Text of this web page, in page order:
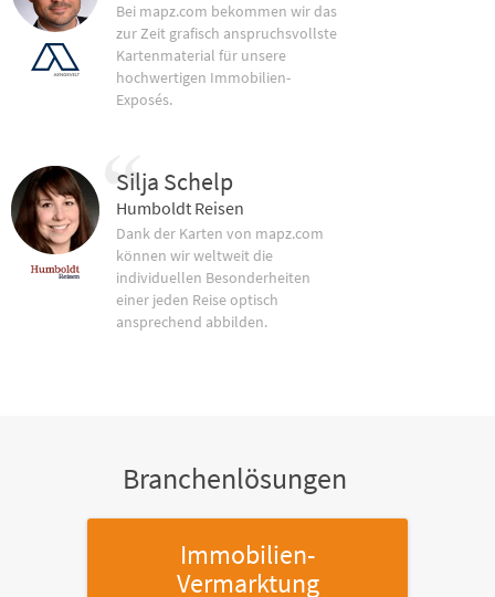
Bei mapz.com bekommen wir das
zur Zeit grafisch anspruchsvollste
Kartenmaterial für unsere
hochwertigen Immobilien-
Exposés.
Silja Schelp
Humboldt Reisen
Dank der Karten von mapz.com
können wir weltweit die
individuellen Besonderheiten
einer jeden Reise optisch
ansprechend abbilden.
Branchenlösungen
Immobilien-
Vermarktung